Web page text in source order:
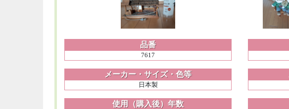
品番
7617
メーカー・サイズ・色等
日本製
使用（購入後）年数